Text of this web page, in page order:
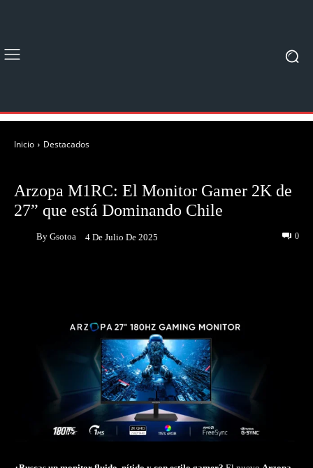
Inicio Destacados
Arzopa M1RC: El Monitor Gamer 2K de
27” que está Dominando Chile
By Gsotoa 4 De Julio De 2025 0